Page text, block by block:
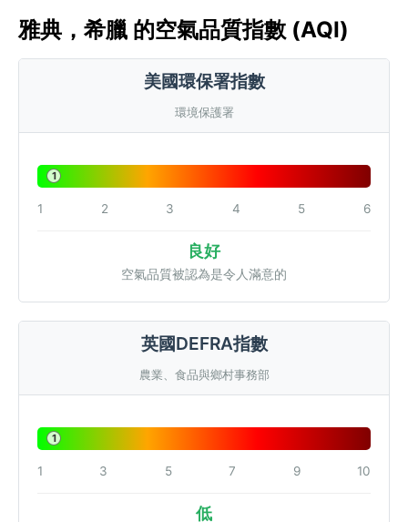
雅典，希臘 的空氣品質指數 (AQI)
美國環保署指數
環境保護署
1
1 2 3 4 5 6
良好
空氣品質被認為是令人滿意的
英國DEFRA指數
農業、食品與鄉村事務部
1
1 3 5 7 9 10
低